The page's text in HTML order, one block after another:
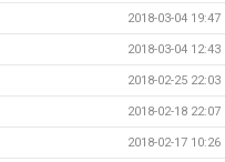
2018-03-04 19:47
2018-03-04 12:43
2018-02-25 22:03
2018-02-18 22:07
2018-02-17 10:26